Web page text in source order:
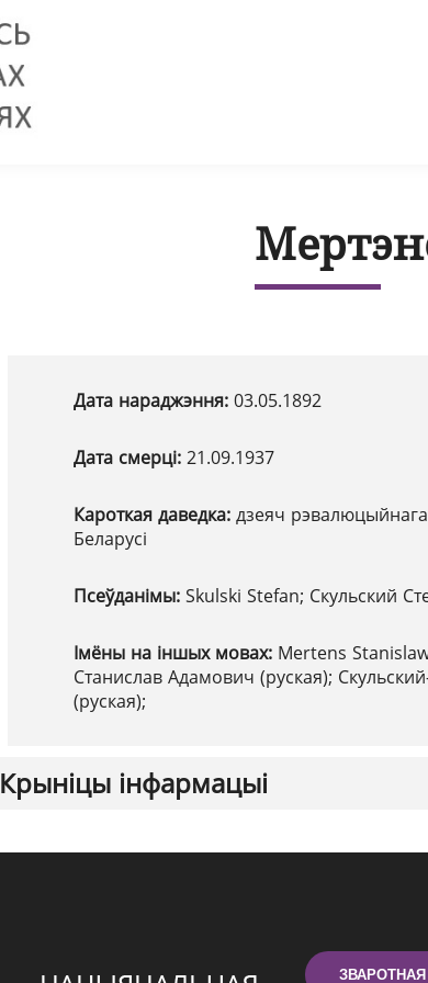
Дата нараджэння: 03.05.1892
Дата смерці: 21.09.1937
Кароткая даведка: дзеяч
Беларусі
Псеўданімы: Skulski Stefan; Скульский
Імёны на іншых мовах: Mertens
Станислав Адамович (руская);
(руская);
Крыніцы інфармацыі